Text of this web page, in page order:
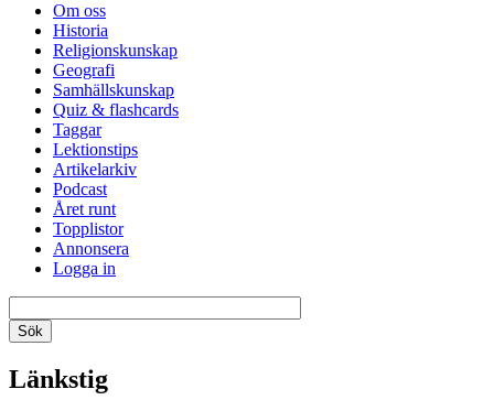
Om oss
Historia
Religionskunskap
Geografi
Samhällskunskap
Quiz & flashcards
Taggar
Lektionstips
Artikelarkiv
Podcast
Året runt
Topplistor
Annonsera
Logga in
Länkstig